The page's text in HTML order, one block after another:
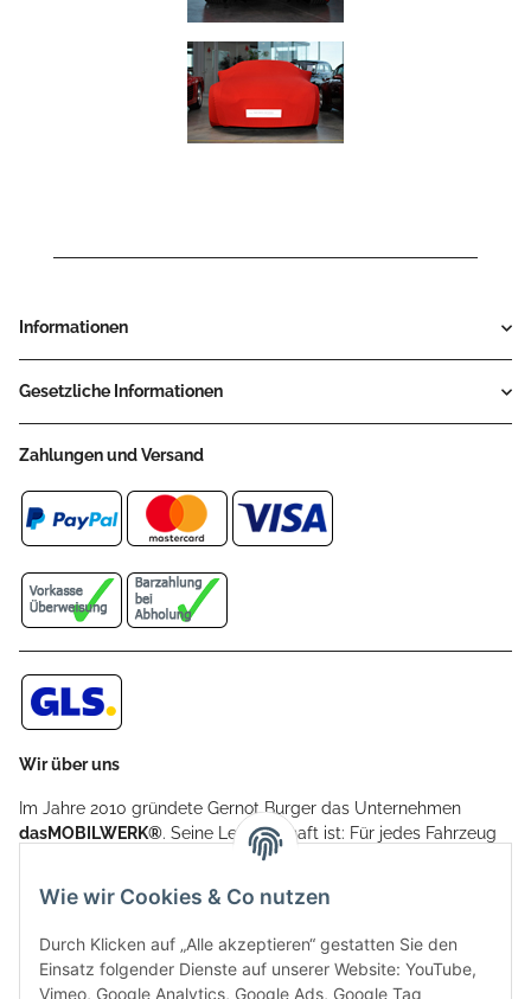
Informationen
Gesetzliche Informationen
Zahlungen und Versand
Wir über uns
Im Jahre 2010 gründete Gernot Burger das Unternehmen
dasMOBILWERK®. Seine Leidenschaft ist: Für jedes Fahrzeug
ein Car Cover anzubieten - passgenau und individuell.
Aufgrund der vielen positiven Kundenrückmeldungen kamen
weitere Produkte, wie Reifenschuhe, Hardtopständer hinzu.
Seine Reifenschoner werden in Deutschland produziert und
sind mit hochwertigen Techniken und Materialien gefertigt.
Wie wir Cookies & Co nutzen
Durch Klicken auf „Alle akzeptieren“ gestatten Sie den
Einsatz folgender Dienste auf unserer Website: YouTube,
Vimeo, Google Analytics, Google Ads, Google Tag